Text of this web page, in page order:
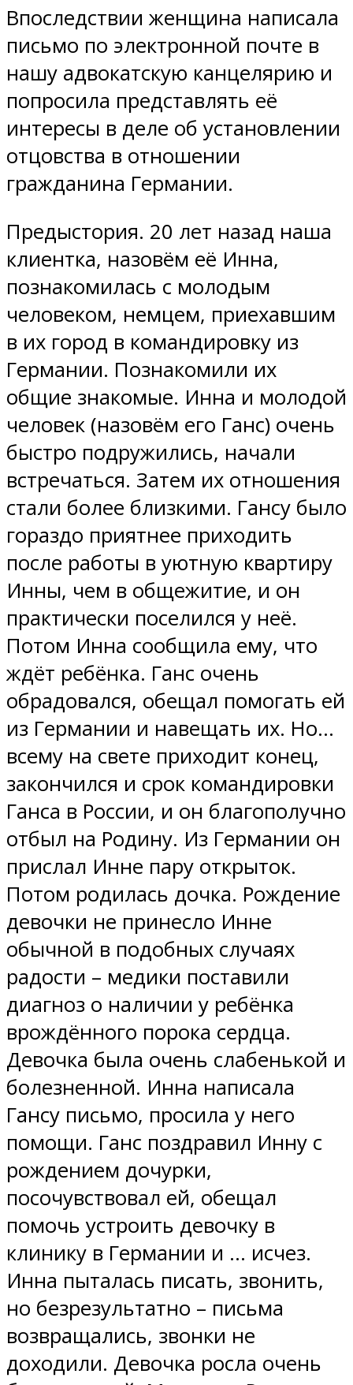
Впоследствии женщина написала
письмо по электронной почте в
нашу адвокатскую канцелярию и
попросила представлять её
интересы в деле об установлении
отцовства в отношении
гражданина Германии.
Предыстория. 20 лет назад наша
клиентка, назовём её Инна,
познакомилась с молодым
человеком, немцем, приехавшим
в их город в командировку из
Германии. Познакомили их
общие знакомые. Инна и молодой
человек (назовём его Ганс) очень
быстро подружились, начали
встречаться. Затем их отношения
стали более близкими. Гансу было
гораздо приятнее приходить
после работы в уютную квартиру
Инны, чем в общежитие, и он
практически поселился у неё.
Потом Инна сообщила ему, что
ждёт ребёнка. Ганс очень
обрадовался, обещал помогать ей
из Германии и навещать их. Но…
всему на свете приходит конец,
закончился и срок командировки
Ганса в России, и он благополучно
отбыл на Родину. Из Германии он
прислал Инне пару открыток.
Потом родилась дочка. Рождение
девочки не принесло Инне
обычной в подобных случаях
радости – медики поставили
диагноз о наличии у ребёнка
врождённого порока сердца.
Девочка была очень слабенькой и
болезненной. Инна написала
Гансу письмо, просила у него
помощи. Ганс поздравил Инну с
рождением дочурки,
посочувствовал ей, обещал
помочь устроить девочку в
клинику в Германии и … исчез.
Инна пыталась писать, звонить,
но безрезультатно – письма
возвращались, звонки не
доходили. Девочка росла очень